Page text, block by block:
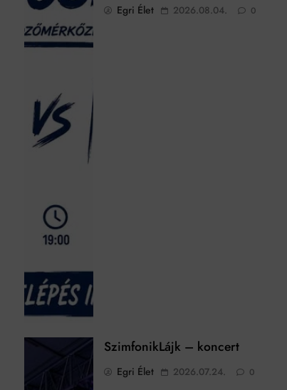
Egri Élet 2026.08.04. 0
SzimfonikLájk – koncert
Egri Élet 2026.07.24. 0